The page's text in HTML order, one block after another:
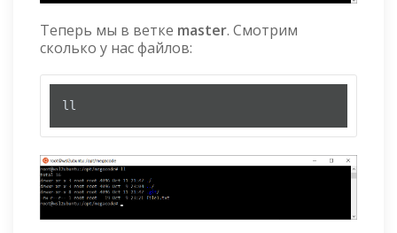
Теперь мы в ветке master. Смотрим
сколько у нас файлов:
ll